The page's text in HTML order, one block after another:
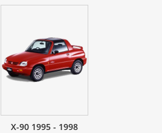
X-90 1995 - 1998